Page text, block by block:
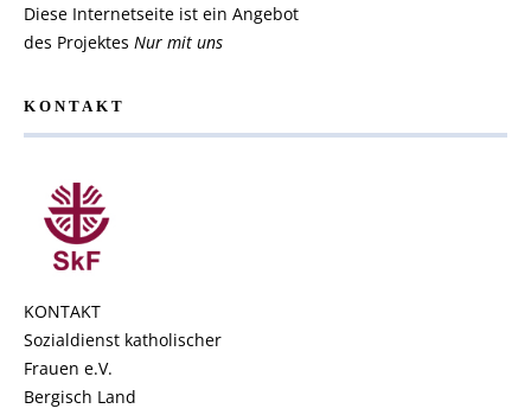
Diese Internetseite ist ein Angebot
des Projektes Nur mit uns
KONTAKT
KONTAKT
Sozialdienst katholischer
Frauen e.V.
Bergisch Land